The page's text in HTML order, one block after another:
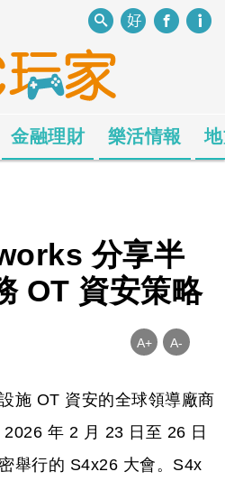
金融理財 樂活情報
分享半
OT 資安策略
A+ A-
施 OT 資安的全球領導廠商
年 2 月 23 日至 26 日
舉行的 S4x26 大會。S4x